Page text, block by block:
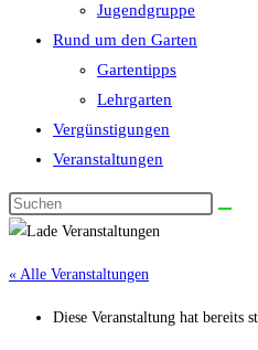
Jugendgruppe
Rund um den Garten
Gartentipps
Lehrgarten
Vergünstigungen
Veranstaltungen
Diese
Website
« Alle Veranstaltungen
Diese Veranstaltung hat bereits